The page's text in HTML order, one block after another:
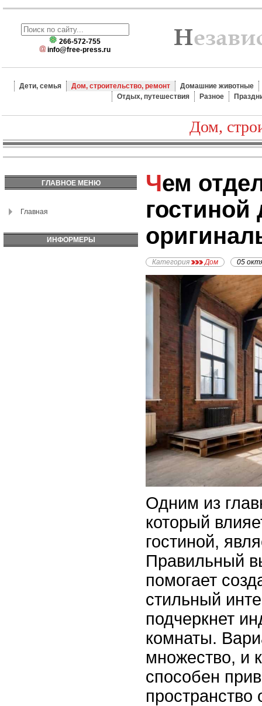
266-572-755
info@free-press.ru
Дети, семья Дом, строительство, ремонт
Домашние животные
Отдых, путешествия
Разное
Дом,
ГЛАВНОЕ МЕНЮ
Главная
ИНФОРМЕРЫ
Чем отделать стены в
гостиной
Категория Дом 05
Одним из
который
гостиной,
Правильный
помогает
стильный
подчеркнет
комнаты.
множество, и
способен